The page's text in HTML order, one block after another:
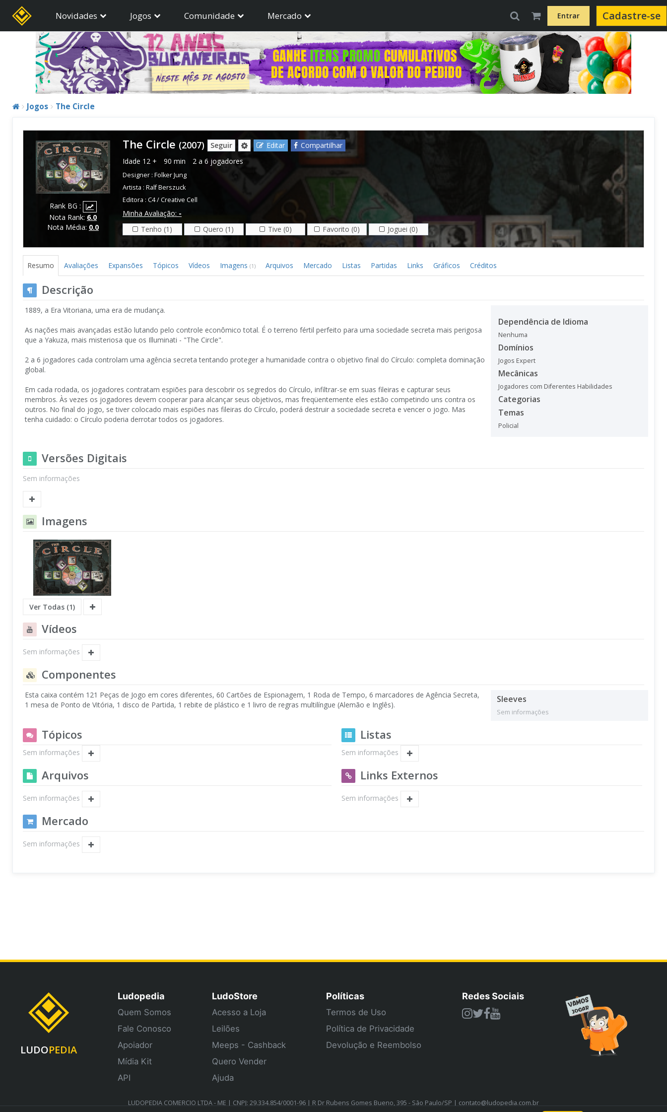
Novidades Jogos Comunidade Mercado Entrar Cadastre-se
Jogos The Circle
Rank BG :
Nota Rank: 6.0
Nota Média: 0.0
The Circle (2007) Seguir Editar
Compartilhar
Idade 12 + 90 min 2 a 6 jogadores
Designer : Folker Jung
Artista : Ralf Berszuck
Editora : C4 / Creative Cell
Minha Avaliação: -
Tenho (1)
Quero (1) Tive (0) Favorito (0) Joguei (0)
Resumo Avaliações Expansões Tópicos Vídeos Imagens (1) Arquivos Mercado Listas Partidas Links Gráficos Créditos
Descrição
1889, a Era Vitoriana, uma era de mudança.
As nações mais avançadas estão lutando pelo controle econômico total. É o terreno fértil perfeito para uma sociedade secreta mais perigosa
que a Yakuza, mais misteriosa que os Illuminati - "The Circle".
2 a 6 jogadores cada controlam uma agência secreta tentando proteger a humanidade contra o objetivo final do Círculo: completa dominação
global.
Em cada rodada, os jogadores contratam espiões para descobrir os segredos do Círculo, infiltrar-se em suas fileiras e capturar seus
membros. Às vezes os jogadores devem cooperar para alcançar seus objetivos, mas freqüentemente eles estão competindo uns contra os
outros. No final do jogo, se tiver colocado mais espiões nas fileiras do Círculo, poderá destruir a sociedade secreta e vencer o jogo. Mas
tenha cuidado: o Círculo poderia derrotar todos os jogadores.
Dependência de Idioma
Nenhuma
Domínios
Jogos Expert
Mecânicas
Jogadores com Diferentes Habilidades
Categorias
Temas
Policial
Versões Digitais
Sem informações
Imagens
Ver Todas (1)
Vídeos
Sem informações
Componentes
Esta caixa contém 121 Peças de Jogo em cores diferentes, 60 Cartões de Espionagem, 1 Roda de Tempo, 6 marcadores de Agência Secreta,
1 mesa de Ponto de Vitória, 1 disco de Partida, 1 rebite de plástico e 1 livro de regras multilíngue (Alemão e Inglês).
Sleeves
Sem informações
Tópicos
Sem informações
Listas
Sem informações
Arquivos
Sem informações
Links Externos
Sem informações
Mercado
Sem informações
LUDOPEDIA
Ludopedia
Quem Somos
Fale Conosco
Apoiador
Mídia Kit
API
LudoStore
Acesso a Loja
Leilões
Meeps - Cashback
Quero Vender
Ajuda
Políticas
Termos de Uso
Política de Privacidade
Devolução e Reembolso
Redes Sociais
LUDOPEDIA COMERCIO LTDA - ME | CNPJ: 29.334.854/0001-96 | R Dr Rubens Gomes Bueno, 395 - São Paulo/SP | contato@ludopedia.com.br